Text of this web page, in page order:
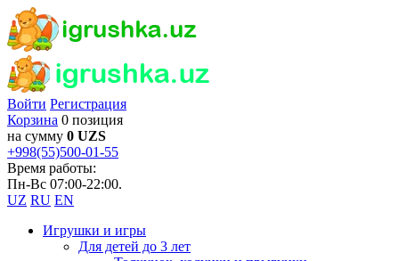
Войти Регистрация
Корзина 0 позиция
на сумму 0 UZS
+998(55)500-01-55
Время работы:
Пн-Вс 07:00-22:00.
UZ RU EN
Игрушки и игры
Для детей до 3 лет